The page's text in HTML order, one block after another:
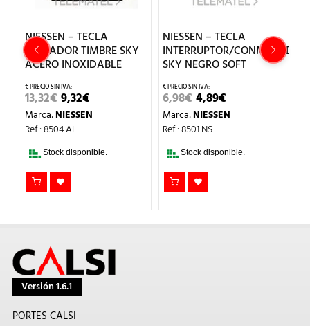
NIESSEN – TECLA
PULSADOR TIMBRE SKY
ACERO INOXIDABLE
13,32€EL
PRECIO
ORIGINAL
ERA:
9,32€PRECIO
ACTUAL
Marca:NIESSEN
Ref.: 8504 AI
Stock disponible.
NIESSEN – TECLA
INTERRUPTOR/CONMUTADOR
SKY NEGRO SOFT
6,98€EL
PRECIO
ORIGINAL
ERA:
4,89€PRECIO
ACTUAL
Marca:NIESSEN
Ref.: 8501 NS
Stock disponible.
Versión 1.6.1
PORTES CALSI